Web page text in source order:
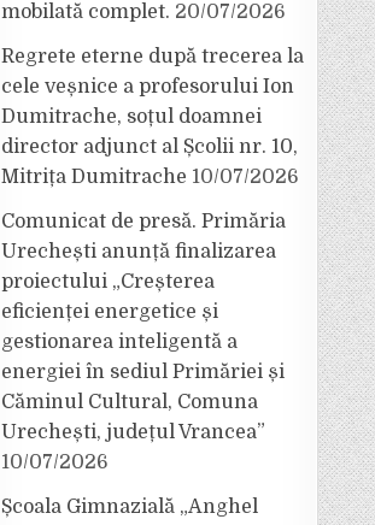
mobilată complet. 20/07/2026
Regrete eterne după trecerea la
cele veșnice a profesorului Ion
Dumitrache, soțul doamnei
director adjunct al Școlii nr. 10,
Mitrița Dumitrache 10/07/2026
Comunicat de presă. Primăria
Urechești anunță finalizarea
proiectului „Creșterea
eficienței energetice și
gestionarea inteligentă a
energiei în sediul Primăriei și
Căminul Cultural, Comuna
Urechești, județul Vrancea”
10/07/2026
Școala Gimnazială „Anghel